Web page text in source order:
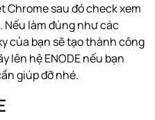
Chrome sau đó check xem
Nếu làm đúng như các
của bạn sẽ tạo thành công
lên hệ ENODE nếu bạn
giúp đỡ nhé.